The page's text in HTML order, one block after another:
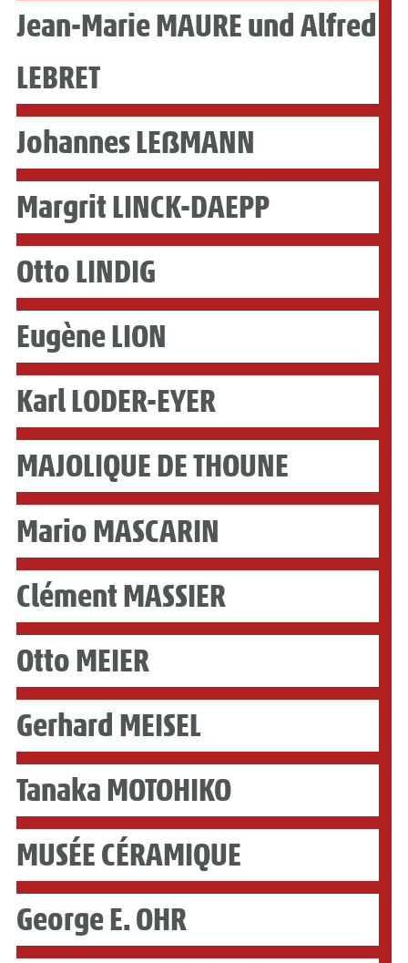
Jean-Marie MAURE und Alfred
LEBRET
Johannes LEẞMANN
Margrit LINCK-DAEPP
Otto LINDIG
Eugène LION
Karl LODER-EYER
MAJOLIQUE DE THOUNE
Mario MASCARIN
Clément MASSIER
Otto MEIER
Gerhard MEISEL
Tanaka MOTOHIKO
MUSÉE CÉRAMIQUE
George E. OHR